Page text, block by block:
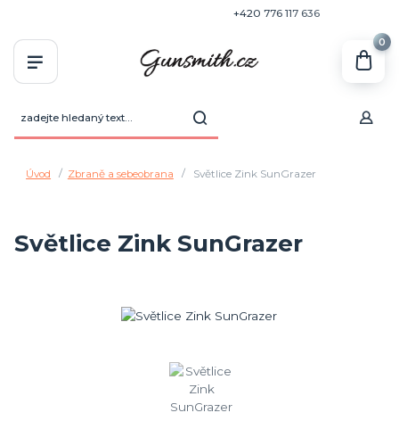
+420 776 117 636
0
Úvod Zbraně a sebeobrana Světlice Zink SunGrazer
Světlice Zink SunGrazer